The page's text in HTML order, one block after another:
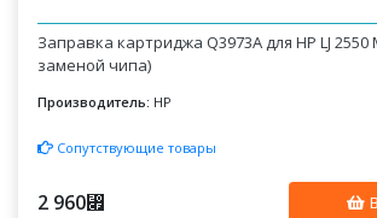
Заправка картриджа Q3973A для HP LJ 2550
заменой чипа)
Производитель: HP
Сопутствующие товары
2 960⃏